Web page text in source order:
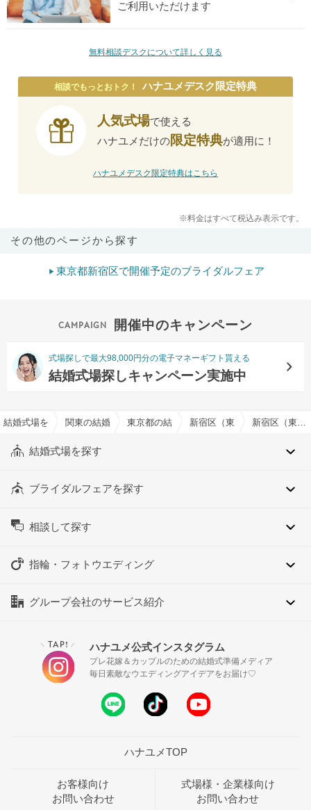
ご利用いただけます
無料相談デスクについて詳しく見る
相談でもっとおトク！ ハナユメデスク限定特典
人気式場で使える
ハナユメだけの限定特典が適用に！
ハナユメデスク限定特典はこちら
※料金はすべて税込み表示です。
その他のページから探す
東京都新宿区で開催予定のブライダルフェア
開催中のキャンペーン
式場探しで最大98,000円分の電子マネーギフト貰える
結婚式場探しキャンペーン実施中
結婚式場を探すならハナユメ
関東の結婚式場東京都の結婚式場新宿区（東京都）の結婚式場
結婚式場を探す
ブライダルフェアを探す
相談して探す
指輪・フォトウエディング
グループ会社のサービス紹介
＼ TAP! ／ ハナユメ公式インスタグラム
プレ花嫁＆カップルのための結婚式準備メディア
毎日素敵なウエディングアイデアをお届け♡
ハナユメTOP
お客様向け
お問い合わせ
式場様・企業様向け
お問い合わせ